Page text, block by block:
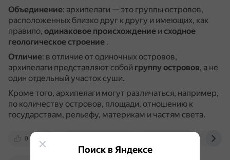
Объединение: архипелаги — это группы островов,
расположенных близко друг к другу и имеющих, как
правило, одинаковое происхождение и сходное
геологическое строение .
Отличие: в отличие от одиночных островов,
архипелаги представляют собой группу островов, а не
один отдельный участок суши.
Кроме того, архипелаги могут различаться, например,
по количеству островов, площади, отношению к
государствам, рельефу, материкам и частям света.
0
Поиск в Яндексе